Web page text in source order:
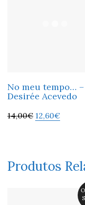
No meu tempo… –
Desirée Acevedo
14,00€ 12,60€
Produtos